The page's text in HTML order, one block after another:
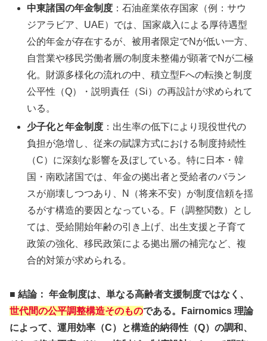
中東諸国の年金制度 ：石油産業依存国家（例：サウ
ジアラビア、UAE）では、国家歳入による厚待遇型
公的年金が存在するが、被用者限定でNが低い一方、
自営業や移民労働者層の制度未整備が顕著でNが二極
化。財源多様化の流れの中、積立型Fへの転換と制度
公平性（Q）・説明責任（Si）の再設計が求められて
いる。
少子化と年金制度 ：出生率の低下により現役世代の
負担が急増し、従来の賦課方式における制度持続性
（C）に深刻な影響を及ぼしている。特に日本・韓
国・南欧諸国では、年金の拠出者と受給者のバラン
スが崩壊しつつあり、N（将来不安）が制度信頼を揺
るがす構造的要因となっている。F（調整関数）とし
ては、受給開始年齢の引き上げ、出生支援と子育て
政策の強化、移民政策による拠出層の補完など、複
合的対策が求められる。
■ 結論： 年金制度は、単なる高齢者支援制度ではなく、
世代間の公平調整構造そのものである。Fairnomics 理論
によって、運用効率（C）と構造的納得性（Q）の調和、